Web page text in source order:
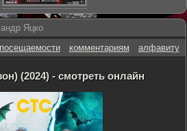
Яцко
посещаемости комментариям алфавиту
(2024) - смотреть онлайн